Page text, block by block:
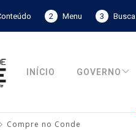
2 Menu 3 Busca
INÍCIO GOVERNO
Compre no Conde